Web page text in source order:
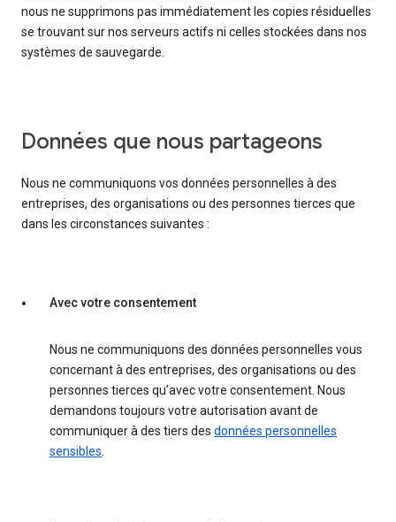
nous ne supprimons pas immédiatement les copies résiduelles
se trouvant sur nos serveurs actifs ni celles stockées dans nos
systèmes de sauvegarde.
Données que nous partageons
Nous ne communiquons vos données personnelles à des
entreprises, des organisations ou des personnes tierces que
dans les circonstances suivantes :
Avec votre consentement
Nous ne communiquons des données personnelles vous
concernant à des entreprises, des organisations ou des
personnes tierces qu’avec votre consentement. Nous
demandons toujours votre autorisation avant de
communiquer à des tiers des données personnelles
sensibles.